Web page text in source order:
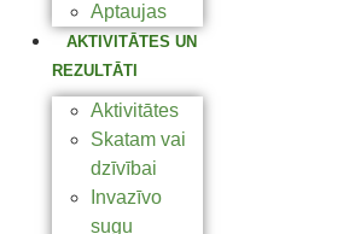
Aptaujas
AKTIVITĀTES UN
REZULTĀTI
Aktivitātes
Skatam vai
dzīvībai
Invazīvo
sugu